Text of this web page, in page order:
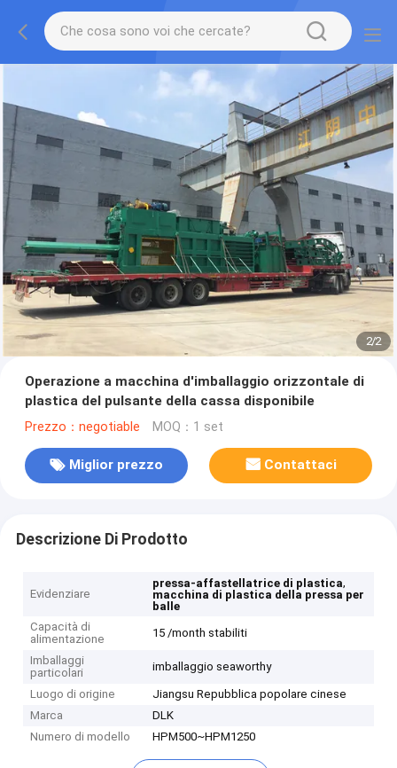
2/2
Operazione a macchina d'imballaggio orizzontale di
plastica del pulsante della cassa disponibile
Prezzo：negotiable MOQ：1 set
Miglior prezzo Contattaci
Descrizione Di Prodotto
Evidenziare
pressa-affastellatrice di plastica,
macchina di plastica della pressa per
balle
Capacità di
alimentazione
15 /month stabiliti
Imballaggi
particolari
imballaggio seaworthy
Luogo di origine
Jiangsu Repubblica popolare cinese
Marca
DLK
Numero di modello
HPM500~HPM1250